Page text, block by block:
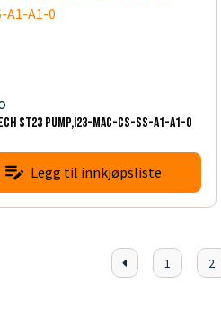
ST23 PUMP,I23-MAC-CS-SS-A1-A1-0
Legg til innkjøpsliste
1 2